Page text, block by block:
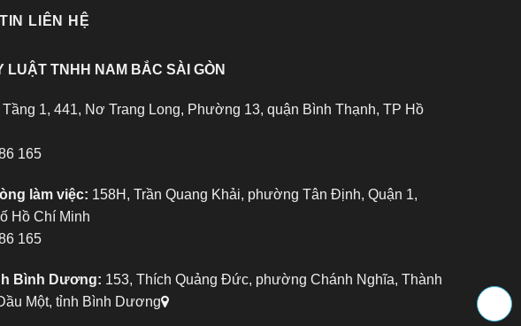
LIÊN HỆ
LUẬT TNHH NAM BẮC SÀI GÒN
Tầng 1, 441, Nơ Trang Long, Phường 13, quận Bình Thạnh, TP Hồ
165
làm việc: 158H, Trần Quang Khải, phường Tân Định, Quận 1,
Hồ Chí Minh
165
Bình Dương: 153, Thích Quảng Đức, phường Chánh Nghĩa, Thành
Một, tỉnh Bình Dương